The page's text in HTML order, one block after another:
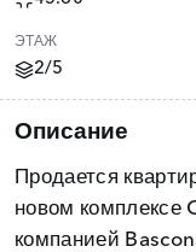
ЭТАЖ
2/5
Описание
Продается
новом комплексе
компанией